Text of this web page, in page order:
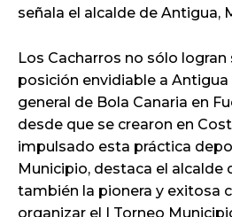
señala el alcalde de Antigua,
Los Cacharros no sólo logran
posición envidiable a Antigua
general de Bola Canaria en
desde que se crearon en
impulsado esta práctica
Municipio, destaca el alcalde
también la pionera y exitosa
organizar el I Torneo